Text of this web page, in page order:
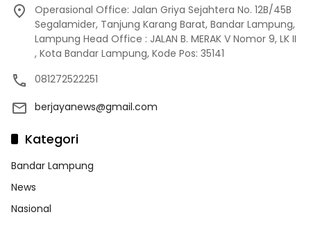
Operasional Office: Jalan Griya Sejahtera No. 12B/45B
Segalamider, Tanjung Karang Barat, Bandar Lampung,
Lampung Head Office : JALAN B. MERAK V Nomor 9, LK II
, Kota Bandar Lampung, Kode Pos: 35141
081272522251
berjayanews@gmail.com
Kategori
Bandar Lampung
News
Nasional